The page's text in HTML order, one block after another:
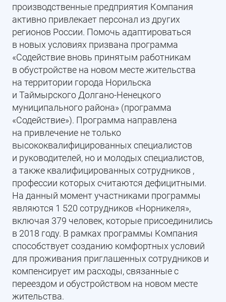
производственные предприятия Компания
активно привлекает персонал из других
регионов России. Помочь адаптироваться
в новых условиях призвана программа
«Содействие вновь принятым работникам
в обустройстве на новом месте жительства
на территории города Норильска
и Таймырского Долгано-Ненецкого
муниципального района» (программа
«Содействие»). Программа направлена
на привлечение не только
высококвалифицированных специалистов
и руководителей, но и молодых специалистов,
а также квалифицированных сотрудников ,
профессии которых считаются дефицитными.
На данный момент участниками программы
являются 1 520 сотрудников «Норникеля»,
включая 379 человек, которые присоединились
в 2018 году. В рамках программы Компания
способствует созданию комфортных условий
для проживания приглашенных сотрудников и
компенсирует им расходы, связанные с
переездом и обустройством на новом месте
жительства.